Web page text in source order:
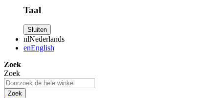
Taal
Sluiten
nlNederlands
enEnglish
Zoek
Zoek
Zoek